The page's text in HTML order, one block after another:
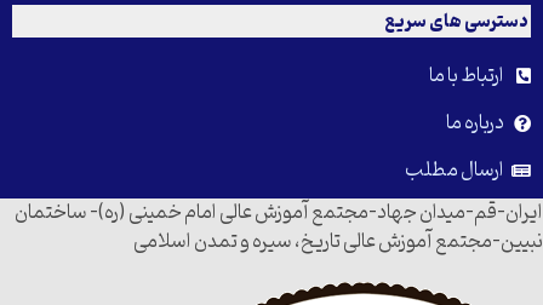
دسترسی های سریع
ارتباط با ما
درباره ما
ارسال مطلب
ایران-قم-میدان جهاد-مجتمع آموزش عالی امام خمینی (ره)- ساختمان
نبیین-مجتمع آموزش عالی تاریخ، سیره و تمدن اسلامی